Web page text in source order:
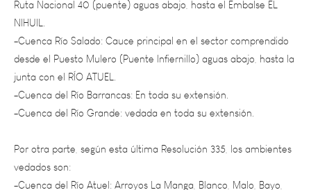
-Cuenca Río Salado: Cauce principal en el sector comprendido
desde el Puesto Mulero (Puente Infiernillo) aguas abajo, hasta la
junta con el RÍO ATUEL.
-Cuenca del Río Barrancas: En toda su extensión.
-Cuenca del Río Grande: vedada en toda su extensión.
Por otra parte, según esta última Resolución 335, los ambientes
vedados son:
-Cuenca del Río Atuel: Arroyos La Manga, Blanco, Malo, Bayo,